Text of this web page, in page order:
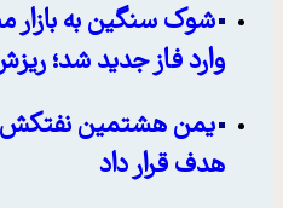
شوک سنگین به بازار
وارد فاز جدید شد؛
یمن هشتمین نفتکش
هدف قرار داد